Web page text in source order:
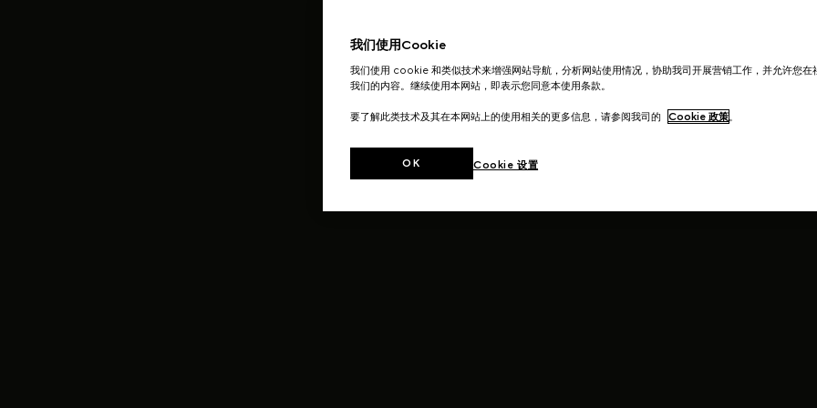
我们使用Cookie
我们使用 cookie 和类似技术来增强网站导航，分析网站使用情况，协助我司开展营销工作，并允许您在
我们的内容。继续使用本网站，即表示您同意本使用条款。
要了解此类技术及其在本网站上的使用相关的更多信息，请参阅我司的 Cookie 政策。
Cookie 设置
OK